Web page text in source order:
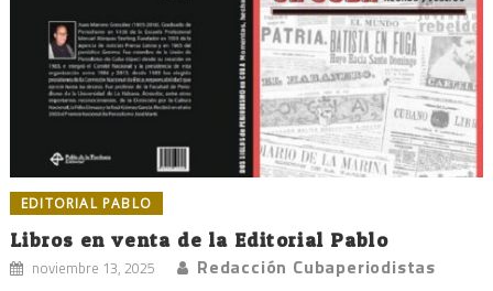
EDITORIAL PABLO
Libros en venta de la Editorial Pablo
noviembre 13, 2025 Redacción Cubaperiodistas